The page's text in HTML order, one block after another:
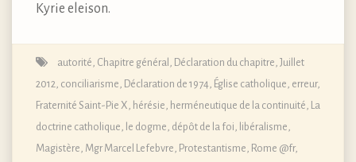
Kyrie eleison.
autorité Chapitre général, Déclaration du chapitre, Juillet
2012 conciliarisme Déclaration de 1974 Église catholique erreur,
Fraternité Saint-Pie X hérésie herméneutique de la continuité La
doctrine catholique, le dogme, dépôt de la foi libéralisme
Magistère Mgr Marcel Lefebvre Protestantisme Rome @fr,